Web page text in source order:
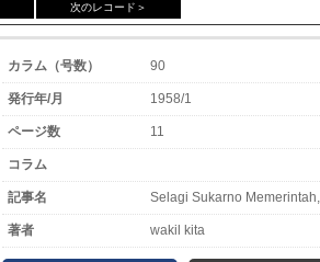
次のレコード＞
カラム（号数） 90
発行年/月 1958/1
ページ数 11
コラム
記事名 Selagi Sukarno
著者 wakil kita